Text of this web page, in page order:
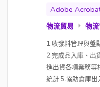
Adobe
物流貿易 物
1.收發料管理與盤
2.完成品入庫、出
進出貨各項業務等
統計 5.協助倉庫